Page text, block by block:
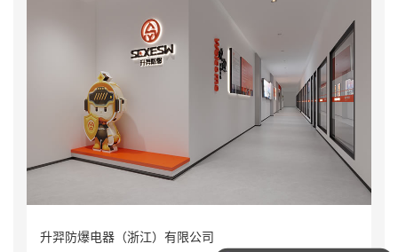
升羿防爆电器（浙江）有限公司